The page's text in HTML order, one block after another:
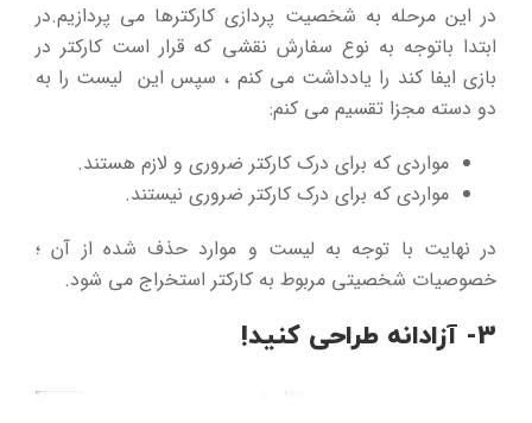
در این مرحله به شخصیت پردازی کارکترها می پردازیم.در
ابتدا باتوجه به نوع سفارش نقشی که قرار است کارکتر در
بازی ایفا کند را یادداشت می کنم ، سپس این لیست را به
دو دسته مجزا تقسیم می کنم:
مواردی که برای درک کارکتر ضروری و لازم هستند.
مواردی که برای درک کارکتر ضروری نیستند.
در نهایت با توجه به لیست و موارد حذف شده از آن ؛
خصوصیات شخصیتی مربوط به کارکتر استخراج می شود.
3- آزادانه طراحی کنید!